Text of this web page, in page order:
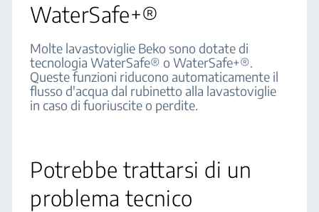
WaterSafe+®
Molte lavastoviglie Beko sono dotate di
tecnologia WaterSafe® o WaterSafe+®.
Queste funzioni riducono automaticamente il
flusso d'acqua dal rubinetto alla lavastoviglie
in caso di fuoriuscite o perdite.
Potrebbe trattarsi di un
problema tecnico